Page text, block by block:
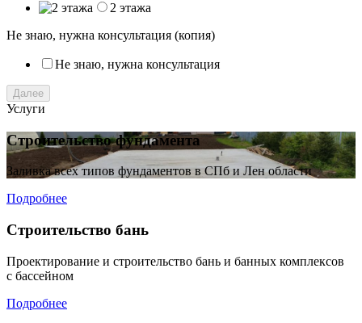
2 этажа
Не знаю, нужна консультация (копия)
Не знаю, нужна консультация
Далее
Услуги
Строительство фундамента
Заливка всех типов фундаментов в СПб и Лен области
Подробнее
Строительство бань
Проектирование и строительство бань и банных комплексов
с бассейном
Подробнее